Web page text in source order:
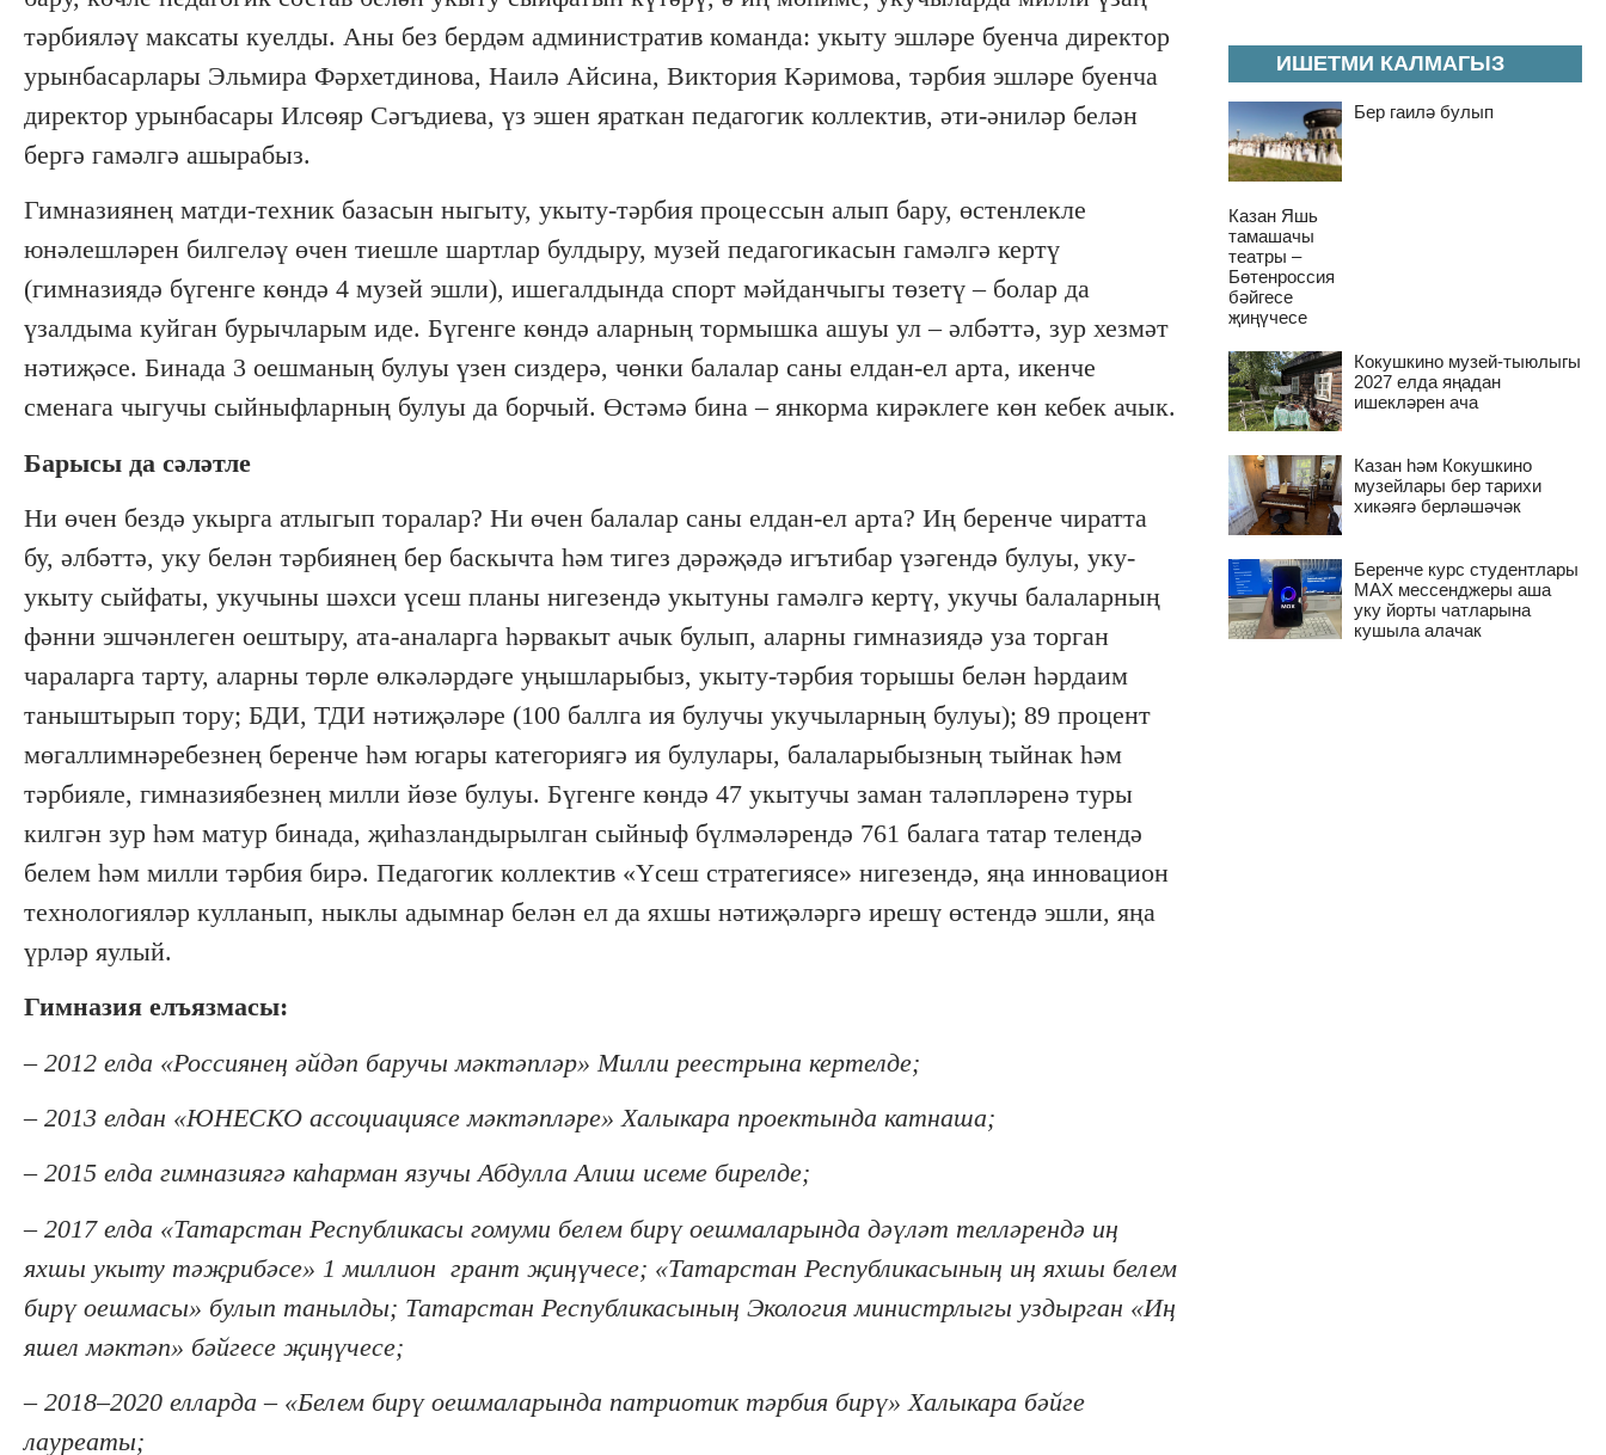
тәрбияләү максаты куелды. Аны без бердәм административ команда: укыту эшләре буенча директор
урынбасарлары Эльмира Фәрхетдинова, Наилә Айсина, Виктория Кәримова, тәрбия эшләре буенча
директор урынбасары Илсөяр Сәгъдиева, үз эшен яраткан педагогик коллектив, әти-әниләр белән
бергә гамәлгә ашырабыз.
Гимназиянең матди-техник базасын ныгыту, укыту-тәрбия процессын алып бару, өстенлекле
юнәлешләрен билгеләү өчен тиешле шартлар булдыру, музей педагогикасын гамәлгә кертү
(гимназиядә бүгенге көндә 4 музей эшли), ишегалдында спорт мәйданчыгы төзетү – болар да
үзалдыма куйган бурычларым иде. Бүгенге көндә аларның тормышка ашуы ул – әлбәттә, зур хезмәт
нәтиҗәсе. Бинада 3 оешманың булуы үзен сиздерә, чөнки балалар саны елдан-ел арта, икенче
сменага чыгучы сыйныфларның булуы да борчый. Өстәмә бина – янкорма кирәклеге көн кебек ачык.
Барысы да сәләтле
Ни өчен бездә укырга атлыгып торалар? Ни өчен балалар саны елдан-ел арта? Иң беренче чиратта
бу, әлбәттә, уку белән тәрбиянең бер баскычта һәм тигез дәрәҗәдә игътибар үзәгендә булуы, уку-
укыту сыйфаты, укучыны шәхси үсеш планы нигезендә укытуны гамәлгә кертү, укучы балаларның
фәнни эшчәнлеген оештыру, ата-аналарга һәрвакыт ачык булып, аларны гимназиядә уза торган
чараларга тарту, аларны төрле өлкәләрдәге уңышларыбыз, укыту-тәрбия торышы белән һәрдаим
таныштырып тору; БДИ, ТДИ нәтиҗәләре (100 баллга ия булучы укучыларның булуы); 89 процент
мөгаллимнәребезнең беренче һәм югары категориягә ия булулары, балаларыбызның тыйнак һәм
тәрбияле, гимназиябезнең милли йөзе булуы. Бүгенге көндә 47 укытучы заман таләпләренә туры
килгән зур һәм матур бинада, җиһазландырылган сыйныф бүлмәләрендә 761 балага татар телендә
белем һәм милли тәрбия бирә. Педагогик коллектив «Үсеш стратегиясе» нигезендә, яңа инновацион
технологияләр кулланып, ныклы адымнар белән ел да яхшы нәтиҗәләргә ирешү өстендә эшли, яңа
үрләр яулый.
Гимназия елъязмасы:
– 2012 елда «Россиянең әйдәп баручы мәктәпләр» Милли реестрына кертелде;
– 2013 елдан «ЮНЕСКО ассоциациясе мәктәпләре» Халыкара проектында катнаша;
– 2015 елда гимназиягә каһарман язучы Абдулла Алиш исеме бирелде;
– 2017 елда «Татарстан Республикасы гомуми белем бирү оешмаларында дәүләт телләрендә иң
яхшы укыту тәҗрибәсе» 1 миллион грант җиңүчесе; «Татарстан Республикасының иң яхшы белем
бирү оешмасы» булып танылды; Татарстан Республикасының Экология министрлыгы уздырган «Иң
яшел мәктәп» бәйгесе җиңүчесе;
– 2018–2020 елларда – «Белем бирү оешмаларында патриотик тәрбия бирү» Халыкара бәйге
лауреаты;
ИШЕТМИ КАЛМАГЫЗ
Бер гаилә булып
Казан Яшь
тамашачы
театры –
Бөтенроссия
бәйгесе
җиңүчесе
Кокушкино музей-тыюлыгы
2027 елда яңадан
ишекләрен ача
Казан һәм Кокушкино
музейлары бер тарихи
хикәягә берләшәчәк
Беренче курс студентлары
MAX мессенджеры аша
уку йорты чатларына
кушыла алачак